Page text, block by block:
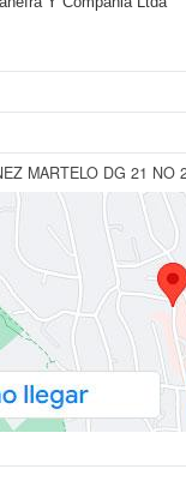
MARTELO DG 21 NO